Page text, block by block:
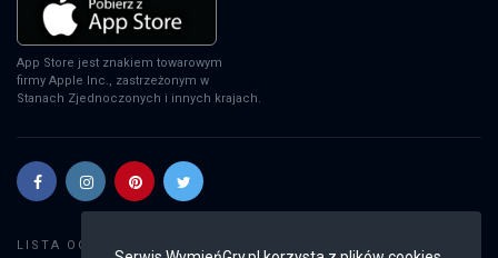
App Store jest znakiem towarowym
firmy Apple Inc., zastrzeżonym w
Stanach Zjednoczonych i innych krajach.
LISTA OGŁOSZEŃ: